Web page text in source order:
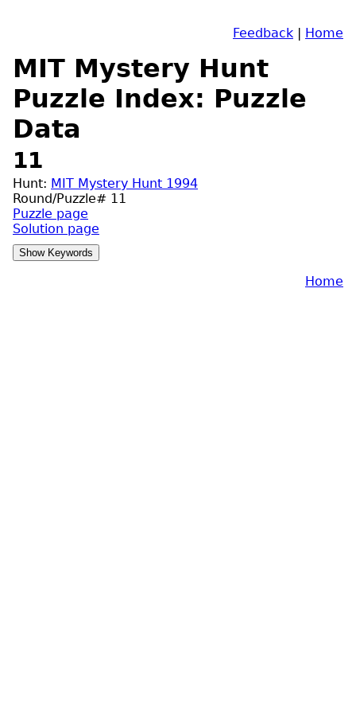
Feedback | Home
MIT Mystery Hunt
Puzzle Index: Puzzle
Data
11
Hunt: MIT Mystery Hunt 1994
Round/Puzzle# 11
Puzzle page
Solution page
Home